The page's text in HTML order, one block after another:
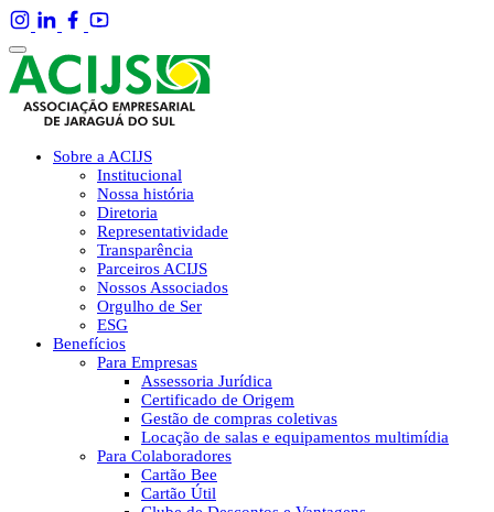
Sobre a ACIJS
Institucional
Nossa história
Diretoria
Representatividade
Transparência
Parceiros ACIJS
Nossos Associados
Orgulho de Ser
ESG
Benefícios
Para Empresas
Assessoria Jurídica
Certificado de Origem
Gestão de compras coletivas
Locação de salas e equipamentos multimídia
Para Colaboradores
Cartão Bee
Cartão Útil